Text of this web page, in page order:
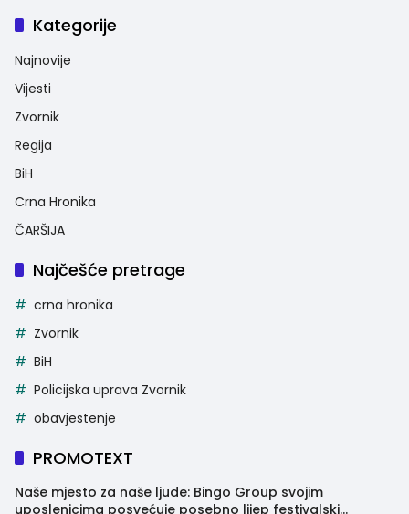
Kategorije
Najnovije
Vijesti
Zvornik
Regija
BiH
Crna Hronika
ČARŠIJA
Najčešće pretrage
crna hronika
Zvornik
BiH
Policijska uprava Zvornik
obavjestenje
PROMOTEXT
Naše mjesto za naše ljude: Bingo Group svojim
uposlenicima posvećuje posebno lijep festivalski